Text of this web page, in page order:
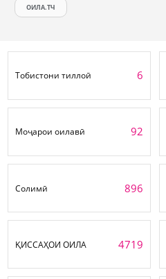
ОИЛА.ТЧ
Тобистони тиллоӣ 6
Моҷарои оилавӣ 92
Солимӣ 896
ҚИССАҲОИ ОИЛА 4719